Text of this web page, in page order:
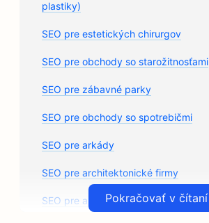
plastiky)
SEO pre estetických chirurgov
SEO pre obchody so starožitnosťami
SEO pre zábavné parky
SEO pre obchody so spotrebičmi
SEO pre arkády
SEO pre architektonické firmy
SEO pre autoservisyPokračovať v čítaní